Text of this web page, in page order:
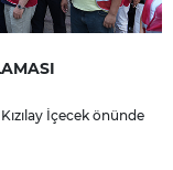
İçecek önünde